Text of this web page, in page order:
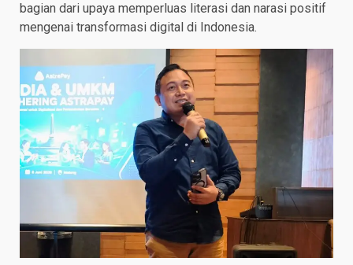
bagian dari upaya memperluas literasi dan narasi positif
mengenai transformasi digital di Indonesia.